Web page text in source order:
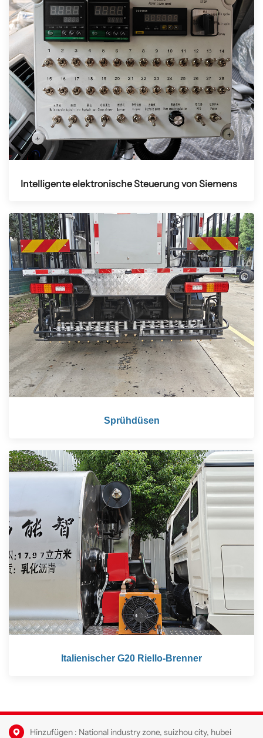
Intelligente elektronische Steuerung von Siemens
Sprühdüsen
Italienischer G20 Riello-Brenner
Hinzufügen : National industry zone, suizhou city, hubei